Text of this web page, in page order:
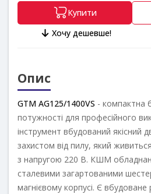
Купити
Хочу дешевше!
Опис
GTM AG125/1400VS - компактна
потужності для професійного
інструмент вбудований якісний
захистом від пилу, який
з напругою 220 В. КШМ
сталевими загартованими
магнієвому корпусі. Є вбудоване